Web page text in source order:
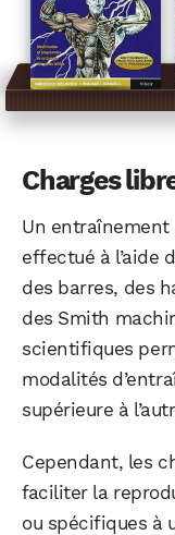
Charges
Un
effectué à l’aide
des barres, des
des Smith
scientifiques
modalités
supérieure à
Cependant, les
faciliter la
ou spécifiques à